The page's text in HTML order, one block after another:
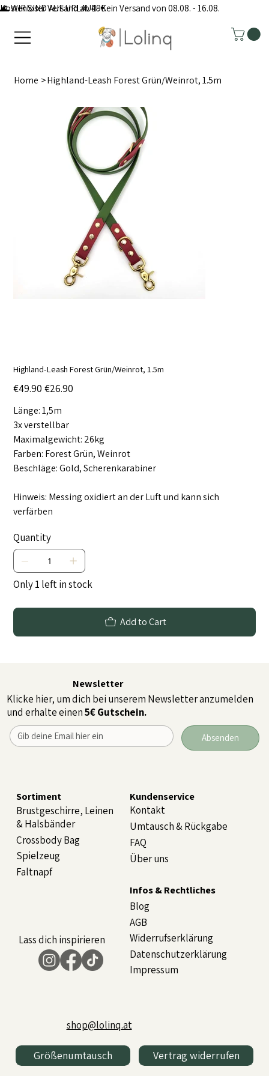
Kostenloser Versand ab 49€
🌊 WIR SIND AUF URLAUB: Kein Versand von 08.08. - 16.08.
Home >Highland-Leash Forest Grün/Weinrot, 1.5m
Highland-Leash Forest Grün/Weinrot, 1.5m
Original
price
€49.90
Sale
price
€26.90
Länge: 1,5m
3x verstellbar
Maximalgewicht: 26kg
Farben: Forest Grün, Weinrot
Beschläge: Gold, Scherenkarabiner
Hinweis: Messing oxidiert an der Luft und kann sich
verfärben
Quantity
Only 1 left in stock
Add to Cart
Sortiment
Brustgeschirre, Leinen
& Halsbänder
Crossbody Bag
Spielzeug
Faltnapf
Kundenservice
Kontakt
Über uns
Umtausch & Rückgabe
FAQ
Newsletter
Klicke hier, um dich bei unserem Newsletter anzumelden
und erhalte einen5€ Gutschein.
Absenden
shop@lolinq.at
Größenumtausch Vertrag widerrufen
Infos & Rechtliches
Blog
AGB
Widerrufserklärung
Datenschutzerklärung
Impressum
Lass dich inspirieren